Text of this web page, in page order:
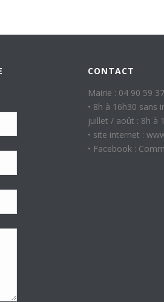
CONTACT
Mairie : 04 90 59
• 8h à 16h30 sans
juillet / août : 8h à
• site internet :
• Facebook :